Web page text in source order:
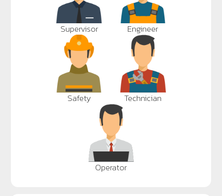
Supervisor Engineer
Safety Technician
Operator